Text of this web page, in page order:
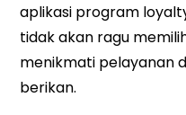
aplikasi program
tidak akan ragu
menikmati pelayanan
berikan.